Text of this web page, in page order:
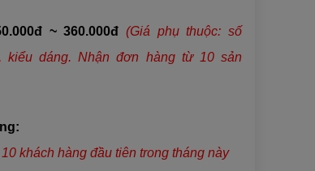
~ 360.000đ (Giá phụ thuộc: số
kiểu dáng. Nhận đơn hàng từ 10 sản
khách hàng đầu tiên trong tháng này